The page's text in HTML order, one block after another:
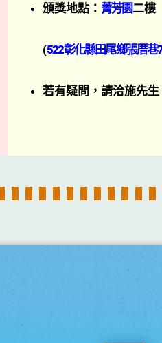
頒獎地點： 菁芳園二樓
(522彰化縣田尾鄉張厝巷
若有疑問，請洽施先生